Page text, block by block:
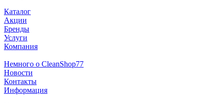
Каталог
Акции
Бренды
Услуги
Компания
Немного о CleanShop77
Новости
Контакты
Информация